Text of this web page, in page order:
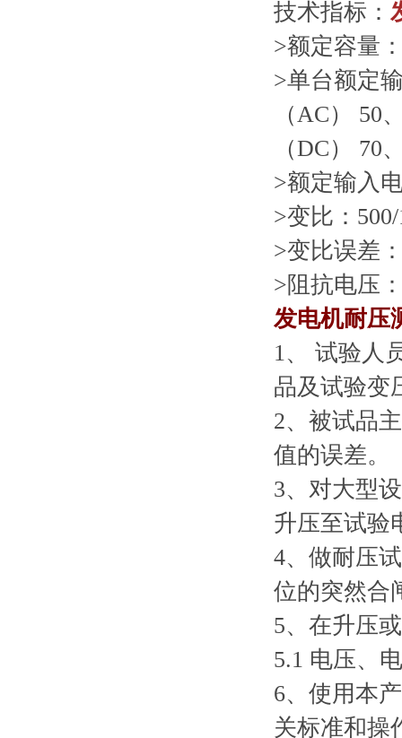
技术指标：
>额定容量
>单台额定
（AC） 50
（DC） 70
>额定输入
>变比：
>变比误差
>阻抗电压
发电机耐压
1、 试验人
品及试验变
2、被试品
值的误差。
3、对大型
升压至试验
4、做耐压
位的突然合
5、在升压
5.1 电压、
6、使用本
关标准和操